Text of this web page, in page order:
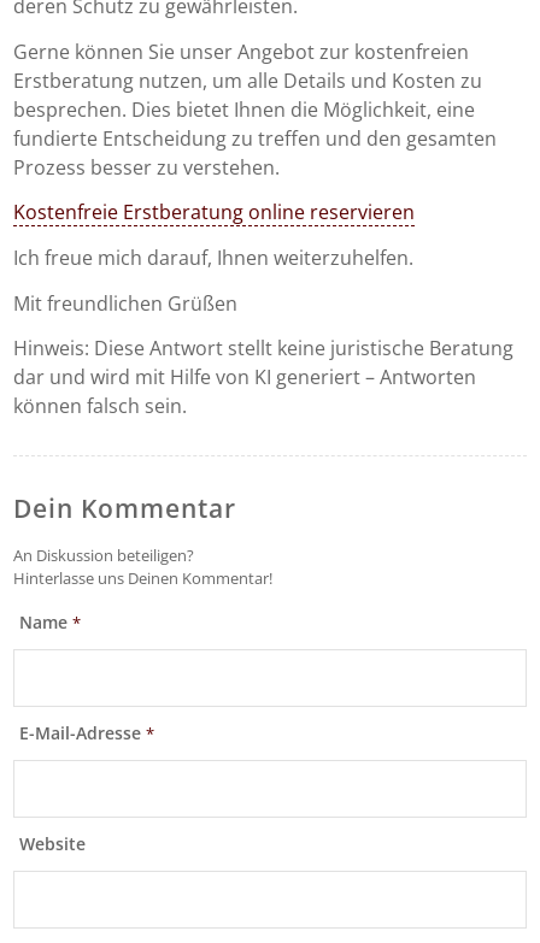
deren Schutz zu gewährleisten.
Gerne können Sie unser Angebot zur kostenfreien
Erstberatung nutzen, um alle Details und Kosten zu
besprechen. Dies bietet Ihnen die Möglichkeit, eine
fundierte Entscheidung zu treffen und den gesamten
Prozess besser zu verstehen.
Kostenfreie Erstberatung online reservieren
Ich freue mich darauf, Ihnen weiterzuhelfen.
Mit freundlichen Grüßen
Hinweis: Diese Antwort stellt keine juristische Beratung
dar und wird mit Hilfe von KI generiert – Antworten
können falsch sein.
Dein Kommentar
An Diskussion beteiligen?
Hinterlasse uns Deinen Kommentar!
Name*
E-Mail-Adresse*
Website